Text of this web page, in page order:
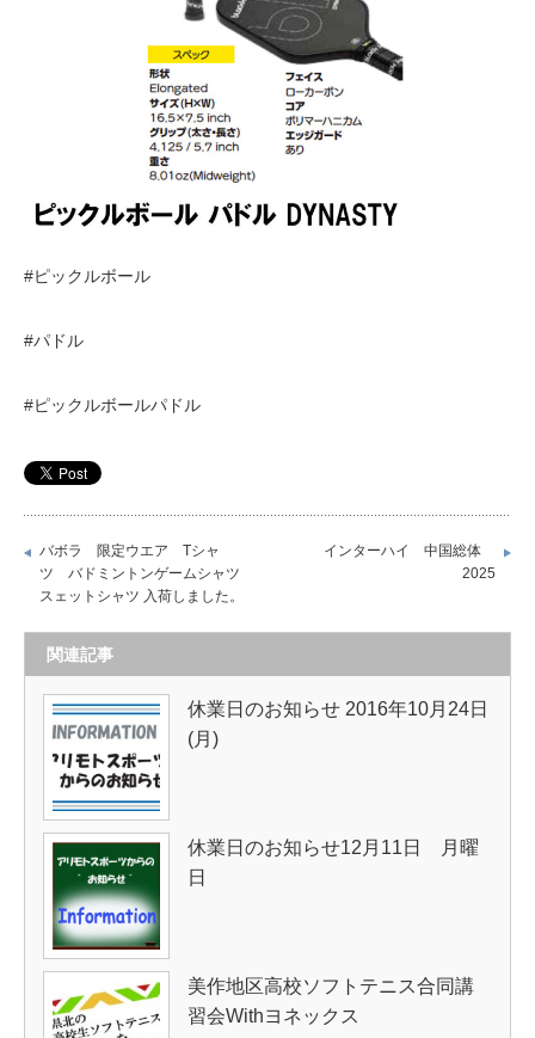
#ピックルボール
#パドル
#ピックルボールパドル
バボラ 限定ウエア Tシャ
ツ バドミントンゲームシャツ
スェットシャツ 入荷しました。
インターハイ 中国総体
2025
関連記事
休業日のお知らせ 2016年10月24日
(月)
休業日のお知らせ12月11日 月曜
日
美作地区高校ソフトテニス合同講
習会Withヨネックス